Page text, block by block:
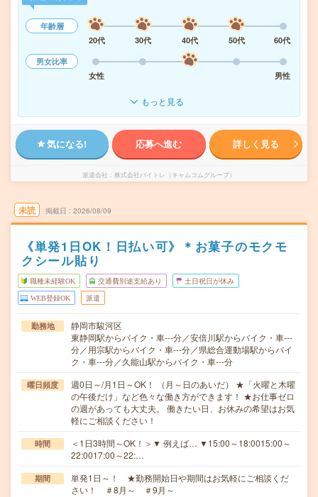
年齢層
20代
30代 40代 50代
60代
男女比率
女性
男性
もっと見る
気になる! 応募へ進む 詳しく見る
派遣会社 株式会社バイトレ（キャムコムグループ）
未読 掲載日 2026/08/09
《単発1日OK！日払い可》＊お菓子のモクモ
クシール貼り
職種未経験OK 交通費別途支給あり 土日祝日が休み
WEB登録OK 派遣
勤務地
静岡市駿河区
東静岡駅からバイク・車---分／安倍川駅からバイク・車---
分／用宗駅からバイク・車---分／県総合運動場駅からバイ
ク・車---分／久能山駅からバイク・車---分
曜日頻度
週0日～/月1日～OK！ （月～日のあいだ） ★「火曜と木曜
の午後だけ」など色々な働き方ができます！ ★お仕事ゼロ
の週があっても大丈夫。 働きたい日、お休みの希望はお気
軽にご相談ください！
時間
＜1日3時間～OK！＞▼ 例えば… ▼15:00～18:0015:00～
22:0017:00～22:…
期間
単発1日～！ ★勤務開始日や期間はお気軽にご相談くだ
さい！ ＃8月～ ＃9月～